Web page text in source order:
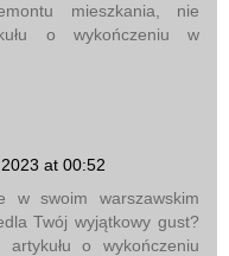
mieszkania, nie
o wykończeniu w
at 00:52
w swoim warszawskim
Twój wyjątkowy gust?
o wykończeniu